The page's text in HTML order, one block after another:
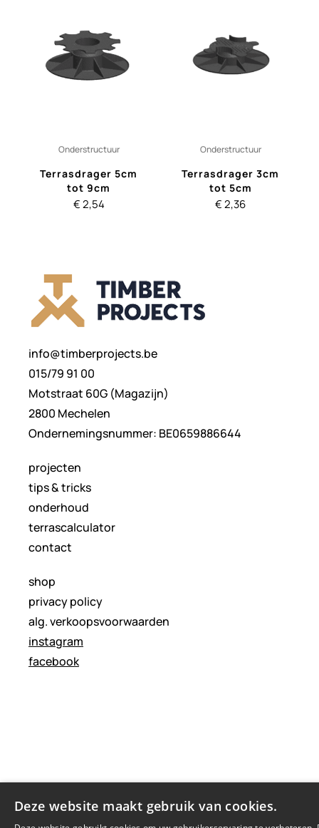
Onderstructuur
Terrasdrager 5cm
tot 9cm
€2,54
Onderstructuur
Terrasdrager 3cm
tot 5cm
€2,36
info@timberprojects.be
015/79 91 00
Motstraat 60G (Magazijn)
2800 Mechelen
Ondernemingsnummer: BE0659886644
projecten
tips & tricks
onderhoud
terrascalculator
contact
shop
privacy policy
alg. verkoopsvoorwaarden
instagram
facebook
Deze website maakt gebruik van cookies.